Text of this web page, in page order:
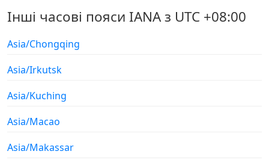
Інші часові пояси IANA з UTC +08:00
Asia/Chongqing
Asia/Irkutsk
Asia/Kuching
Asia/Macao
Asia/Makassar